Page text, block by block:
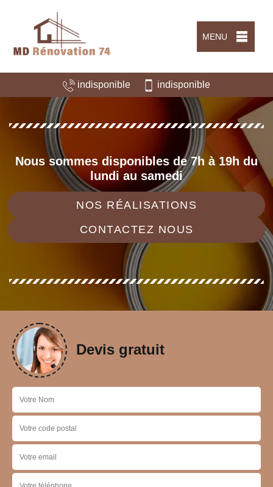
MENU
indisponible indisponible
Nous sommes disponibles de 7h à 19h du
lundi au samedi
NOS RÉALISATIONS
CONTACTEZ NOUS
Devis gratuit